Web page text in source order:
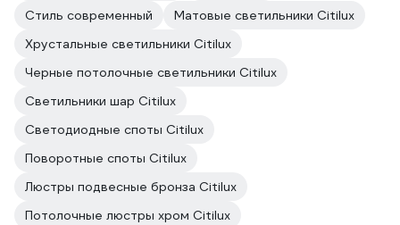
Стиль современный
Матовые светильники Citilux
Хрустальные светильники Citilux
Черные потолочные светильники Citilux
Светильники шар Citilux
Светодиодные споты Citilux
Поворотные споты Citilux
Люстры подвесные бронза Citilux
Потолочные люстры хром Citilux